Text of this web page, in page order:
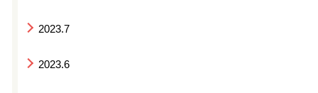
2023.7
2023.6